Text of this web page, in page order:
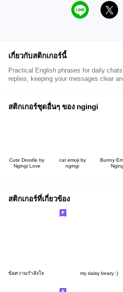
เกี่ยวกับสติกเกอร์นี้
Practical English phrases for daily
replies, keeping your messages clear
สติกเกอร์ชุดอื่นๆ ของ ngingi
Cute Doodle by
Ngingi Love
cat emoji by
ngingi
Bunny
สติกเกอร์ที่เกี่ยวข้อง
ข้อความกำลังใจ my daisy beary :)